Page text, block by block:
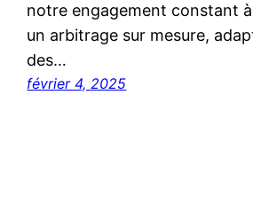
notre engagement constant
un arbitrage sur mesure,
des…
février 4, 2025